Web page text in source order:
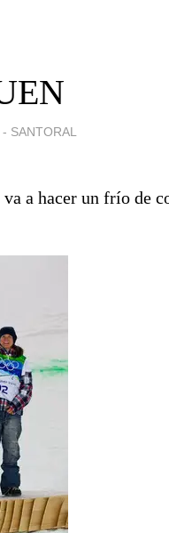
- SANTORAL
a hacer un frío de